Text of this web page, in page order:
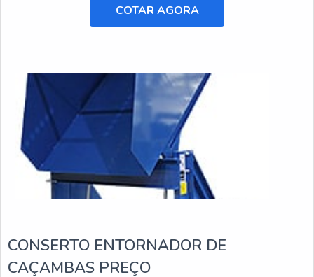
danos ao longo do tempo.COTAR AGORA
CONSERTO ENTORNADOR DE
CAÇAMBAS PREÇO